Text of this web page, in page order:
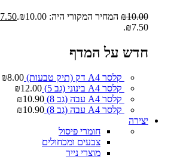
₪10.00 המחיר המקורי היה: ₪10.00. 7.50
₪7.50.
חדש על המדף
קלסר A4 דק (תיק טבעות) ₪8.00
קלסר A4 בינוני (גב 5)
₪12.00
קלסר A4 עבה (גב 8)
₪10.90
קלסר A4 עבה (גב 8)
₪10.90
יצירה
חומרי פיסול
צבעים ומכחולים
מוצרי נייר